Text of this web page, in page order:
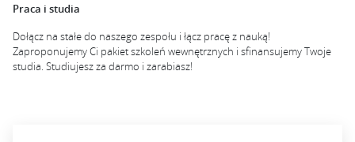
Praca i studia
Dołącz na stałe do naszego zespołu i łącz pracę z nauką!
Zaproponujemy Ci pakiet szkoleń wewnętrznych i sfinansujemy Twoje
studia. Studiujesz za darmo i zarabiasz!